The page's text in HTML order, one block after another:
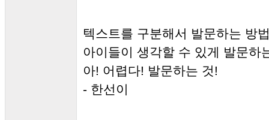
텍스트를 구분해서 발문하는 방
아이들이 생각할 수 있게 발문하
아! 어렵다! 발문하는 것!
- 한선이